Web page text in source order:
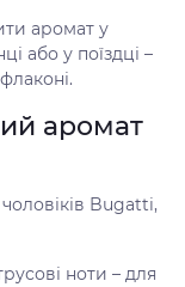
аромат у
або у поїздці –
аромат
Bugatti,
ноти – для